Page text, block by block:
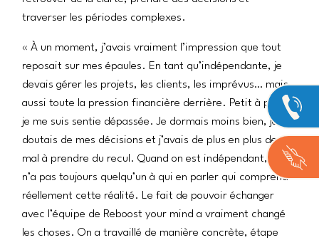
traverser les périodes complexes.
« À un moment, j’avais vraiment l’impression que tout
reposait sur mes épaules. En tant qu’indépendante, je
devais gérer les projets, les clients, les imprévus… mais
aussi toute la pression financière derrière. Petit à petit,
je me suis sentie dépassée. Je dormais moins bien, je
doutais de mes décisions et j’avais de plus en plus de
mal à prendre du recul. Quand on est indépendant, on
n’a pas toujours quelqu’un à qui en parler qui comprend
réellement cette réalité. Le fait de pouvoir échanger
avec l’équipe de Reboost your mind a vraiment changé
les choses. On a travaillé de manière concrète, étape